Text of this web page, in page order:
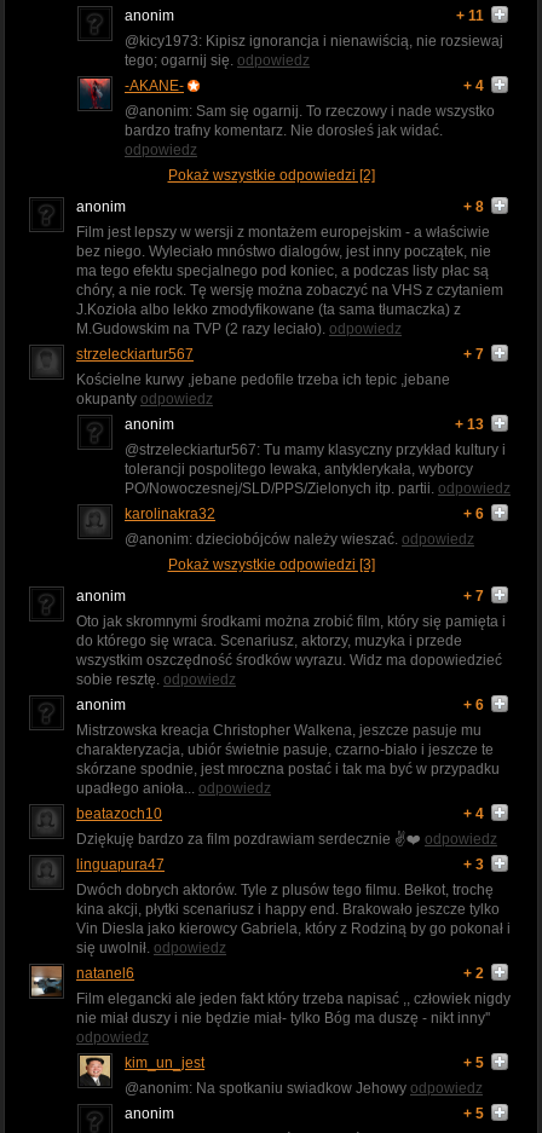
anonim
+ 11
@kicy1973: Kipisz ignorancja i nienawiścią, nie rozsiewaj
tego; ogarnij się. odpowiedz
-AKANE-
+ 4
@anonim: Sam się ogarnij. To rzeczowy i nade wszystko
bardzo trafny komentarz. Nie dorosłeś jak widać.
odpowiedz
Pokaż wszystkie odpowiedzi [2]
anonim
+ 8
Film jest lepszy w wersji z montażem europejskim - a właściwie
bez niego. Wyleciało mnóstwo dialogów, jest inny początek, nie
ma tego efektu specjalnego pod koniec, a podczas listy płac są
chóry, a nie rock. Tę wersję można zobaczyć na VHS z czytaniem
J.Kozioła albo lekko zmodyfikowane (ta sama tłumaczka) z
M.Gudowskim na TVP (2 razy leciało). odpowiedz
strzeleckiartur567
+ 7
Kościelne kurwy ,jebane pedofile trzeba ich tepic ,jebane
okupanty odpowiedz
anonim
+ 13
@strzeleckiartur567: Tu mamy klasyczny przykład kultury i
tolerancji pospolitego lewaka, antyklerykała, wyborcy
PO/Nowoczesnej/SLD/PPS/Zielonych itp. partii. odpowiedz
karolinakra32
+ 6
@anonim: dzieciobójców należy wieszać. odpowiedz
Pokaż wszystkie odpowiedzi [3]
anonim
+ 7
Oto jak skromnymi środkami można zrobić film, który się pamięta i
do którego się wraca. Scenariusz, aktorzy, muzyka i przede
wszystkim oszczędność środków wyrazu. Widz ma dopowiedzieć
sobie resztę. odpowiedz
anonim
+ 6
Mistrzowska kreacja Christopher Walkena, jeszcze pasuje mu
charakteryzacja, ubiór świetnie pasuje, czarno-biało i jeszcze te
skórzane spodnie, jest mroczna postać i tak ma być w przypadku
upadłego anioła... odpowiedz
beatazoch10
+ 4
Dziękuję bardzo za film pozdrawiam serdecznie ✌️❤️ odpowiedz
linguapura47
+ 3
Dwóch dobrych aktorów. Tyle z plusów tego filmu. Bełkot, trochę
kina akcji, płytki scenariusz i happy end. Brakowało jeszcze tylko
Vin Diesla jako kierowcy Gabriela, który z Rodziną by go pokonał i
się uwolnił. odpowiedz
natanel6
+ 2
Film elegancki ale jeden fakt który trzeba napisać ,, człowiek nigdy
nie miał duszy i nie będzie miał- tylko Bóg ma duszę - nikt inny''
odpowiedz
kim_un_jest
+ 5
@anonim: Na spotkaniu swiadkow Jehowy odpowiedz
anonim
+ 5